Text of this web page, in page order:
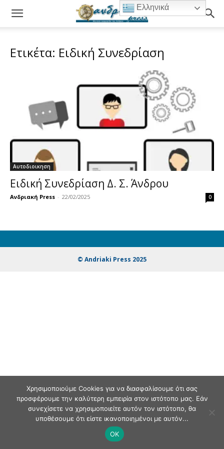
Ετικέτα: Ειδική Συνεδρίαση
Αυτοδιοικηση
Ειδική Συνεδρίαση Δ. Σ. Άνδρου
Ανδριακή Press - 22/02/2025 0
© Andriaki Press 2025
Ελληνικά
Χρησιμοποιούμε Cookies για να διασφαλίσουμε ότι σας
προσφέρουμε την καλύτερη εμπειρία στον ιστότοπο μας. Εάν
συνεχίσετε να χρησιμοποιείτε αυτόν τον ιστότοπο, θα
υποθέσουμε ότι είστε ικανοποιημένοι με αυτόν...
OK